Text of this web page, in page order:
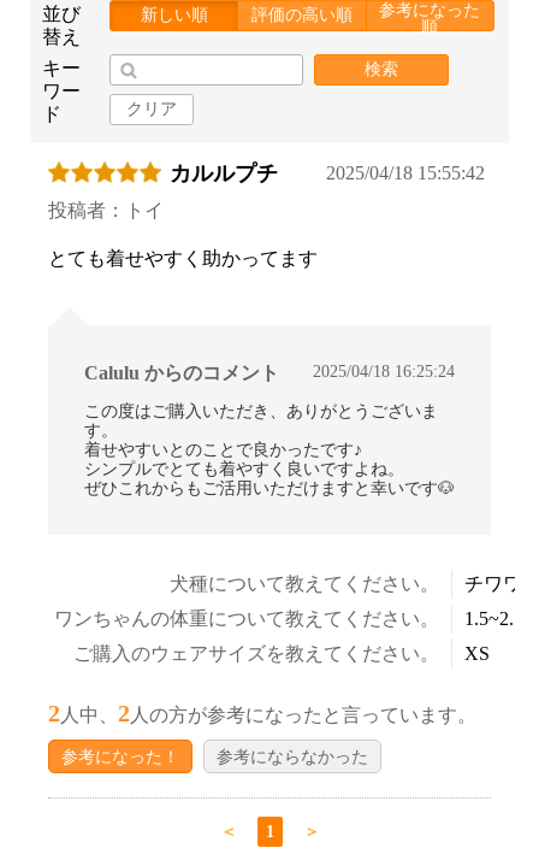
お買い物を続ける カートへ進む
並び
替え
新しい順 評価の高い順
参考になった
順
キー
ワー
ド
検索
クリア
カルルプチ
2025/04/18 15:55:42
投稿者：トイ
とても着せやすく助かってます
Calulu からのコメント 2025/04/18 16:25:24
この度はご購入いただき、ありがとうございま
す。
着せやすいとのことで良かったです♪
シンプルでとても着やすく良いですよね。
ぜひこれからもご活用いただけますと幸いです🐶
犬種について教えてください。
チワワ
ワンちゃんの体重について教えてください。
ご購入のウェアサイズを教えてください。
XS
2 人中、 2 人の方が参考になったと言っています。
参考になった！ 参考にならなかった
＜ 1 ＞